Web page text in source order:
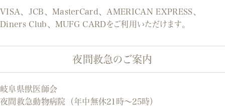
VISA、JCB、MasterCard、AMERICAN EXPRESS、
Diners Club、MUFG CARDをご利用いただけます。
夜間救急のご案内
岐阜県獣医師会
夜間救急動物病院（年中無休21時～25時）